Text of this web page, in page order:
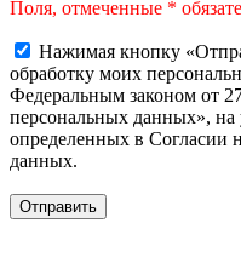
Поля, отмеченные *
Нажимая кнопку
обработку моих
Федеральным законом от
персональных данных», на
определенных в Согласии
данных.